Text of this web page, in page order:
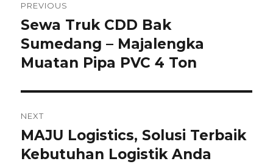
navigation
PREVIOUS
Previous
post:
Sewa Truk CDD Bak
Sumedang – Majalengka
Muatan Pipa PVC 4 Ton
NEXT
Next
post:
MAJU Logistics, Solusi Terbaik
Kebutuhan Logistik Anda